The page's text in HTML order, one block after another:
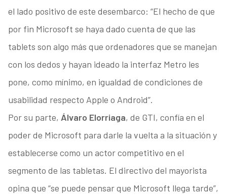
el lado positivo de este desembarco: “El hecho de que
por fin Microsoft se haya dado cuenta de que las
tablets son algo más que ordenadores que se manejan
con los dedos y hayan ideado la interfaz Metro les
pone, como mínimo, en igualdad de condiciones de
usabilidad respecto Apple o Android”.
Por su parte, Álvaro Elorriaga, de GTI, confía en el
poder de Microsoft para darle la vuelta a la situación y
establecerse como un actor competitivo en el
segmento de las tabletas. El directivo del mayorista
opina que “se puede pensar que Microsoft llega tarde”,